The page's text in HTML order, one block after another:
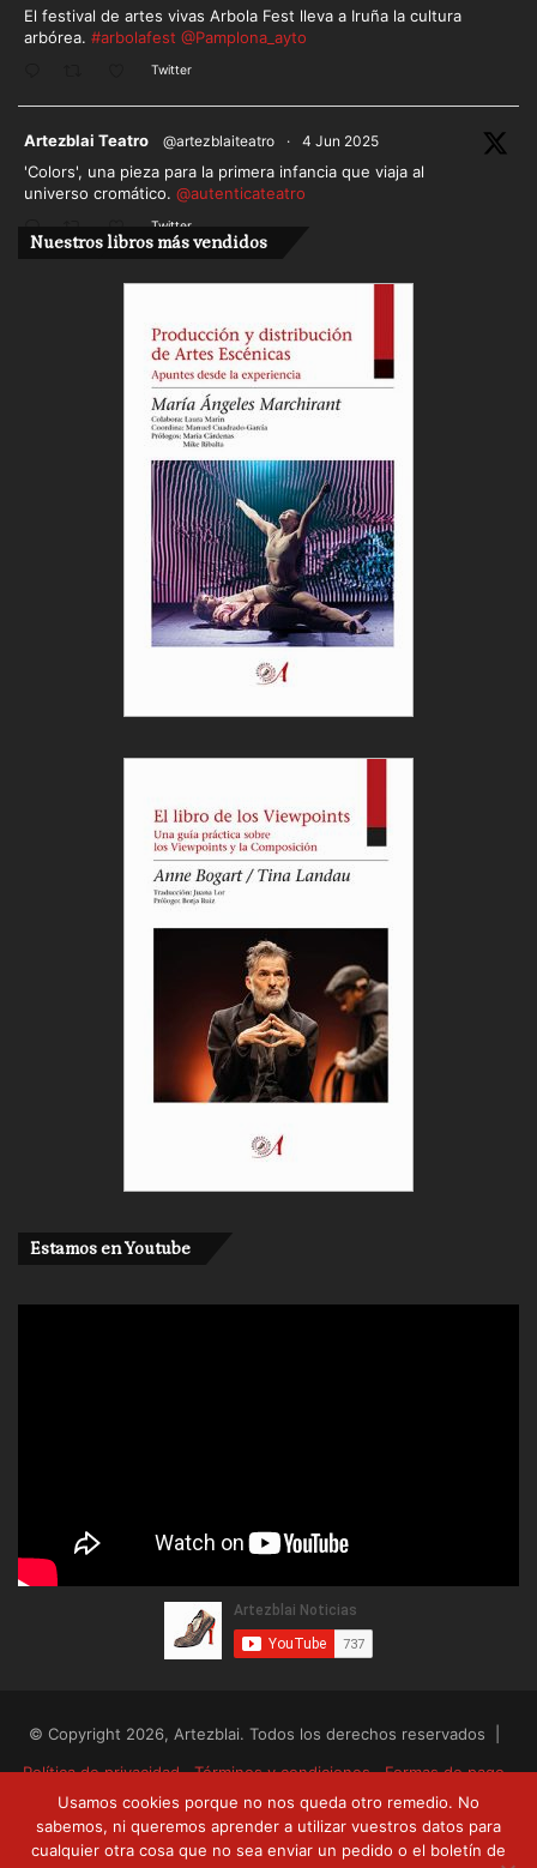
El festival de artes vivas Arbola Fest lleva a Iruña la cultura
arbórea. #arbolafest @Pamplona_ayto
Twitter
Artezblai Teatro @artezblaiteatro · 4 Jun 2025
'Colors', una pieza para la primera infancia que viaja al
universo cromático. @autenticateatro
Twitter
Cargar más
Nuestros libros más vendidos
Estamos en Youtube
© Copyright 2026, Artezblai. Todos los derechos reservados |
Política de privacidad
Términos y condiciones
Formas de pago
Envíos y devoluciones
Usamos cookies porque no nos queda otro remedio. No
sabemos, ni queremos aprender a utilizar vuestros datos para
cualquier otra cosa que no sea enviar un pedido o el boletín de